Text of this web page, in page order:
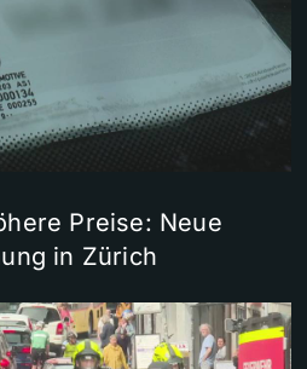
Preise: Neue
in Zürich